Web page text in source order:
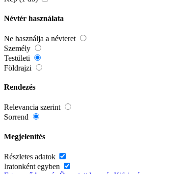
Névtér használata
Ne használja a névteret
Személy
Testületi
Földrajzi
Rendezés
Relevancia szerint
Sorrend
Megjelenítés
Részletes adatok
Iratonként egyben